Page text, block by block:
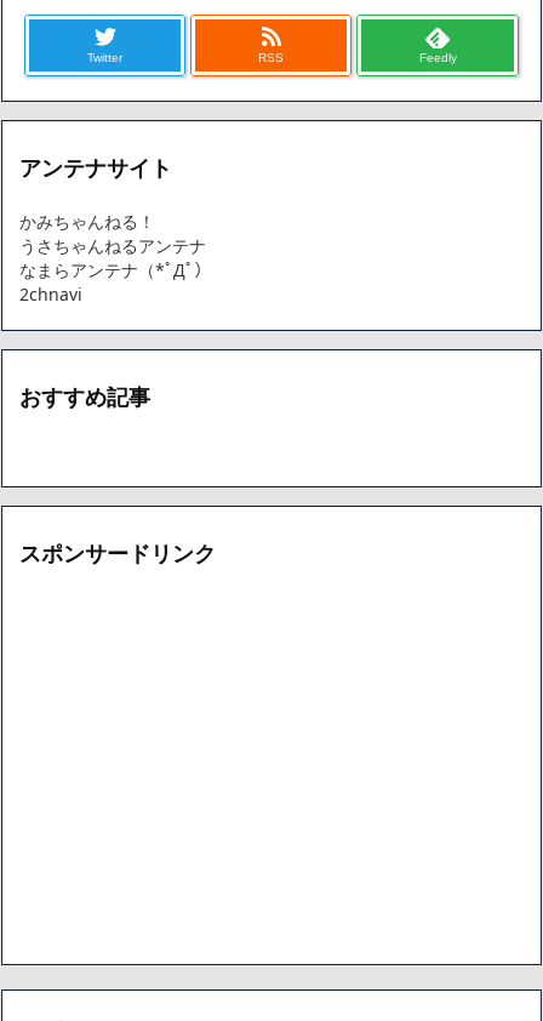
Twitter RSS Feedly
アンテナサイト
かみちゃんねる！
うさちゃんねるアンテナ
なまらアンテナ（*ﾟДﾟ）
2chnavi
おすすめ記事
スポンサードリンク